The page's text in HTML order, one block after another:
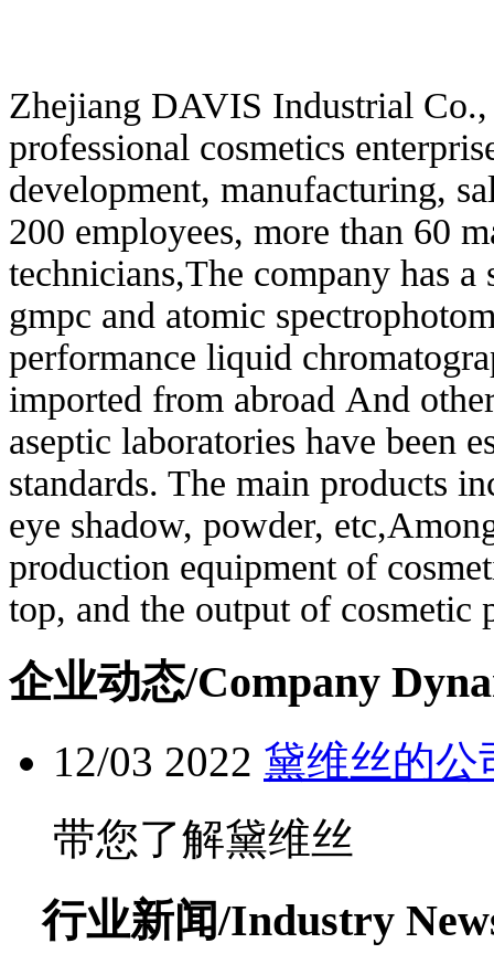
Zhejiang DAVIS Industrial
professional cosmetics
development, manufacturing,
200 employees, more than 60
technicians,The company has
gmpc and atomic
performance liquid
imported from abroad And
aseptic laboratories have been
standards. The main products
eye shadow, powder, etc,
production equipment of
top, and the output of cosmetic
企业动态/Company
12/03 2022 黛维丝的公
带您了解黛维丝
行业新闻/Industry